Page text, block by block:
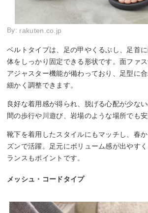
By: rakuten.co.jp
ベルトタイプは、足の甲やくるぶし、足首
体をしっかり固定できる形状です。面ファ
アジャスター機能が備わっており、足型に
細かく調整できます。
良好な着用感が得られ、脱げる心配が少な
間の歩行や川遊び、岩場のような場所でも安
靴下を着用したスタイルにもマッチし、春
ズンで活躍。足元にボリューム感が出やす
ランスもポイントです。
メッシュ・コードタイプ